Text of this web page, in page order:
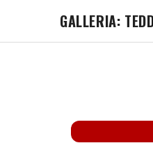
GALLERIA: